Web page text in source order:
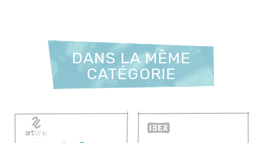
DANS LA MÊME
CATÉGORIE